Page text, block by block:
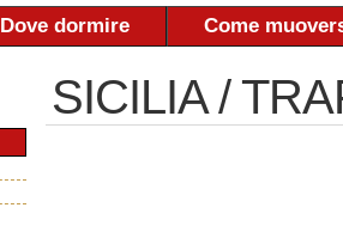
Dove dormire Come
SICILIA /